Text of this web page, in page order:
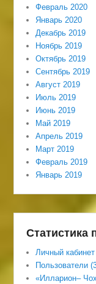
Февраль 2020
Январь 2020
Декабрь 2019
Ноябрь 2019
Октябрь 2019
Сентябрь 2019
Август 2019
Июль 2019
Июнь 2019
Май 2019
Апрель 2019
Март 2019
Февраль 2019
Январь 2019
Статистика
Личный
Пользователи
«Илларион–